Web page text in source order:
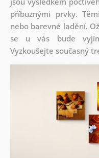
příbuznými prvky.
nebo barevné ladění.
se u vás bude
Vyzkoušejte současný